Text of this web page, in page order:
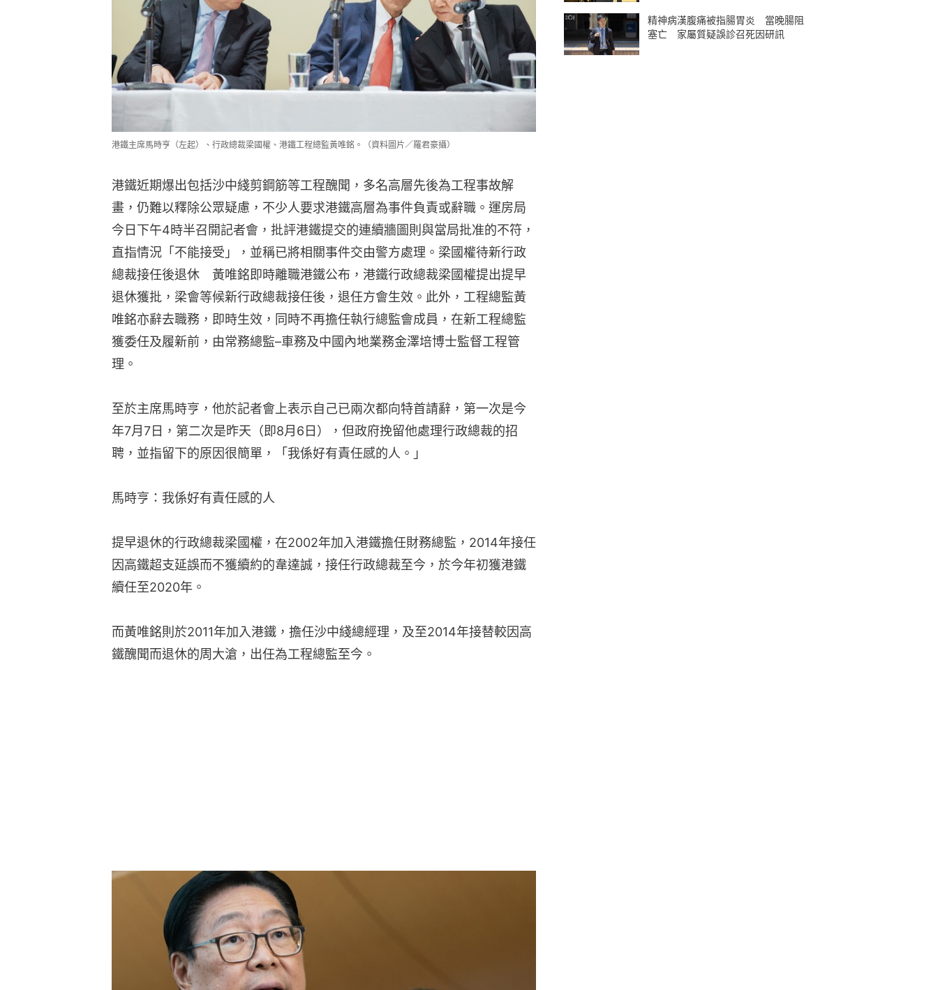
港鐵主席馬時亨（左起）、行政總裁梁國權、港鐵工程總監黃唯銘。（資料圖片／羅君豪攝）
港鐵近期爆出包括沙中綫剪鋼筋等工程醜聞，多名高層先後為工程事故解
畫，仍難以釋除公眾疑慮，不少人要求港鐵高層為事件負責或辭職。運房局
今日下午4時半召開記者會，批評港鐵提交的連續牆圖則與當局批准的不符，
直指情況「不能接受」，並稱已將相關事件交由警方處理。梁國權待新行政
總裁接任後退休　黃唯銘即時離職港鐵公布，港鐵行政總裁梁國權提出提早
退休獲批，梁會等候新行政總裁接任後，退任方會生效。此外，工程總監黃
唯銘亦辭去職務，即時生效，同時不再擔任執行總監會成員，在新工程總監
獲委任及履新前，由常務總監–車務及中國內地業務金澤培博士監督工程管
理。
至於主席馬時亨，他於記者會上表示自己已兩次都向特首請辭，第一次是今
年7月7日，第二次是昨天（即8月6日），但政府挽留他處理行政總裁的招
聘，並指留下的原因很簡單，「我係好有責任感的人。」
馬時亨：我係好有責任感的人
提早退休的行政總裁梁國權，在2002年加入港鐵擔任財務總監，2014年接任
因高鐵超支延誤而不獲續約的韋達誠，接任行政總裁至今，於今年初獲港鐵
續任至2020年。
而黃唯銘則於2011年加入港鐵，擔任沙中綫總經理，及至2014年接替較因高
鐵醜聞而退休的周大滄，出任為工程總監至今。
精神病漢腹痛被指腸胃炎 當晚腸阻
塞亡 家屬質疑誤診召死因研訊